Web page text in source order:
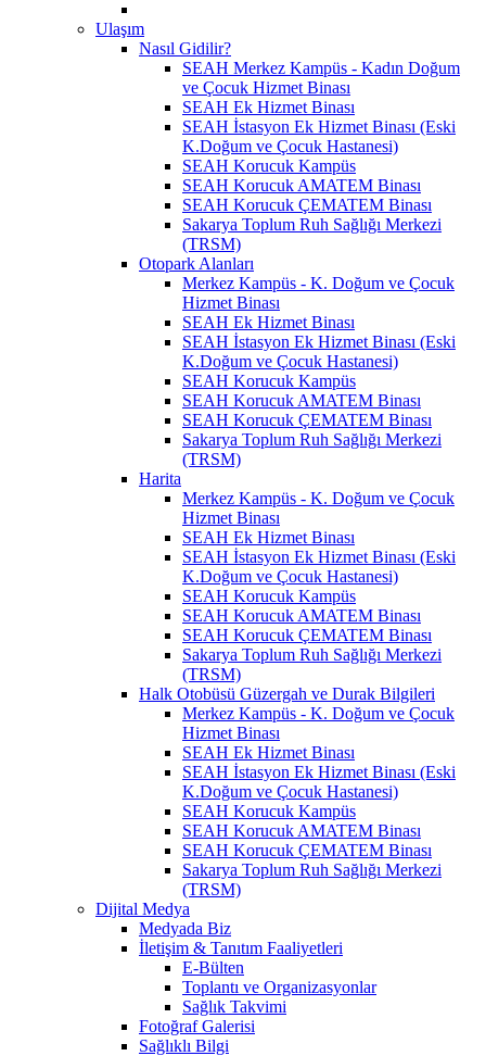
Ulaşım
Nasıl Gidilir?
SEAH Merkez Kampüs - Kadın Doğum
ve Çocuk Hizmet Binası
SEAH Ek Hizmet Binası
SEAH İstasyon Ek Hizmet Binası (Eski
K.Doğum ve Çocuk Hastanesi)
SEAH Korucuk Kampüs
SEAH Korucuk AMATEM Binası
SEAH Korucuk ÇEMATEM Binası
Sakarya Toplum Ruh Sağlığı Merkezi
(TRSM)
Otopark Alanları
Merkez Kampüs - K. Doğum ve Çocuk
Hizmet Binası
SEAH Ek Hizmet Binası
SEAH İstasyon Ek Hizmet Binası (Eski
K.Doğum ve Çocuk Hastanesi)
SEAH Korucuk Kampüs
SEAH Korucuk AMATEM Binası
SEAH Korucuk ÇEMATEM Binası
Sakarya Toplum Ruh Sağlığı Merkezi
(TRSM)
Harita
Merkez Kampüs - K. Doğum ve Çocuk
Hizmet Binası
SEAH Ek Hizmet Binası
SEAH İstasyon Ek Hizmet Binası (Eski
K.Doğum ve Çocuk Hastanesi)
SEAH Korucuk Kampüs
SEAH Korucuk AMATEM Binası
SEAH Korucuk ÇEMATEM Binası
Sakarya Toplum Ruh Sağlığı Merkezi
(TRSM)
Halk Otobüsü Güzergah ve Durak Bilgileri
Merkez Kampüs - K. Doğum ve Çocuk
Hizmet Binası
SEAH Ek Hizmet Binası
SEAH İstasyon Ek Hizmet Binası (Eski
K.Doğum ve Çocuk Hastanesi)
SEAH Korucuk Kampüs
SEAH Korucuk AMATEM Binası
SEAH Korucuk ÇEMATEM Binası
Sakarya Toplum Ruh Sağlığı Merkezi
(TRSM)
Dijital Medya
Medyada Biz
İletişim & Tanıtım Faaliyetleri
E-Bülten
Toplantı ve Organizasyonlar
Sağlık Takvimi
Fotoğraf Galerisi
Sağlıklı Bilgi